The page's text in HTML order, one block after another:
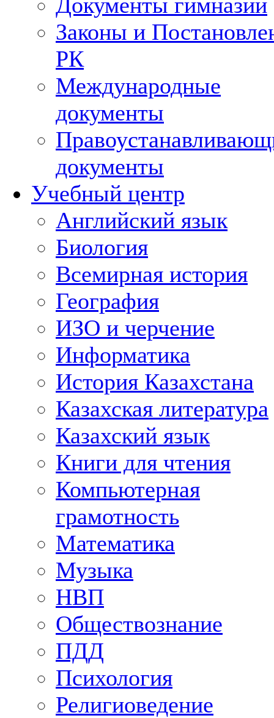
Законы и
РК
Международные
документы
документы
Учебный центр
Английский язык
Биология
Всемирная история
География
ИЗО и черчение
Информатика
История Казахстана
Казахская литература
Казахский язык
Книги для чтения
Компьютерная
грамотность
Математика
Музыка
НВП
Обществознание
ПДД
Психология
Религиоведение